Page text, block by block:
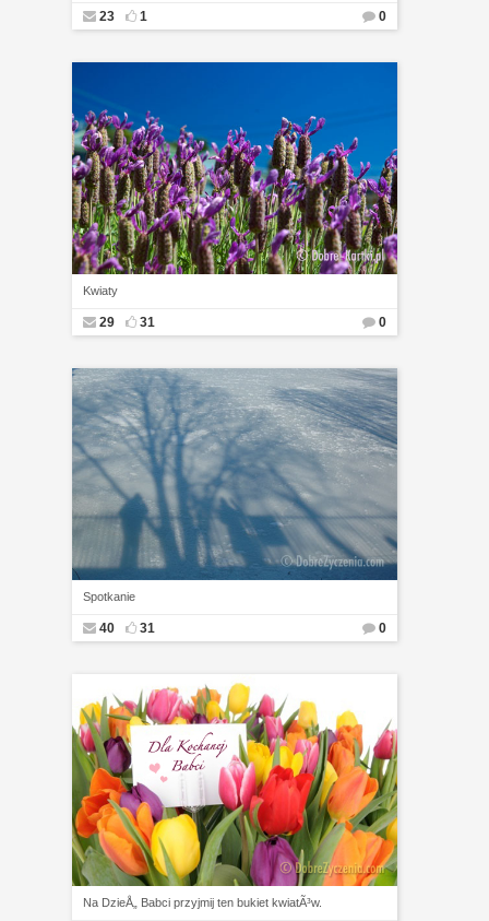
23 1 0
Kwiaty
29 31 0
Spotkanie
40 31 0
Na DzieÅ„ Babci przyjmij ten bukiet kwiatÃ³w.